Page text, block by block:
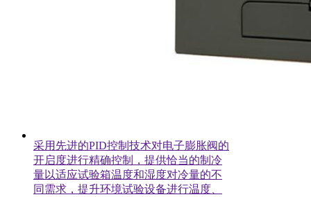
采用先进的PID控制技术对电子膨胀阀的
开启度进行精确控制，提供恰当的制冷
量以适应试验箱温度和湿度对冷量的不
同需求，提升环境试验设备进行温度、